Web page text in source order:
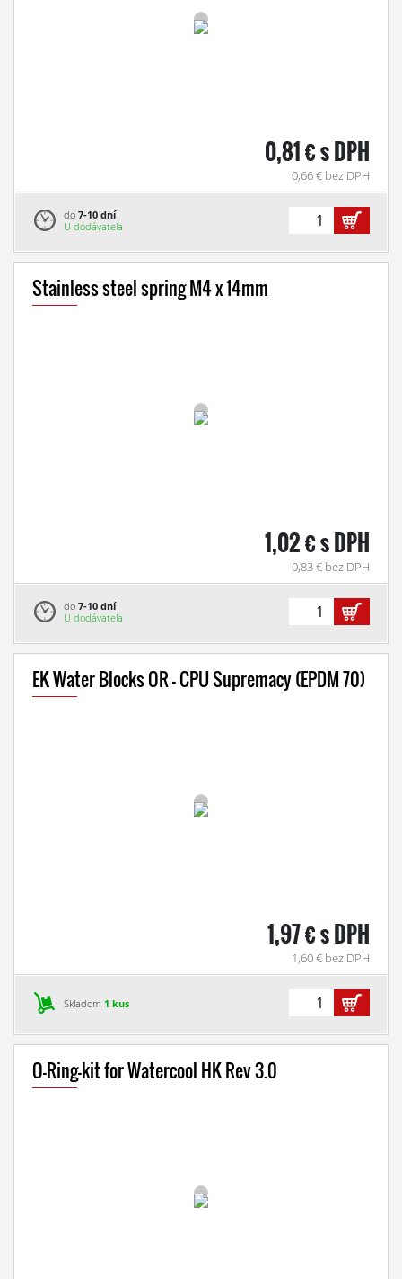
0,81 € s DPH
0,66 € bez DPH
do 7-10 dní
U dodávateľa
Stainless steel spring M4 x 14mm
1,02 € s DPH
0,83 € bez DPH
do 7-10 dní
U dodávateľa
EK Water Blocks OR - CPU Supremacy (EPDM 70)
1,97 € s DPH
1,60 € bez DPH
Skladom 1 kus
O-Ring-kit for Watercool HK Rev 3.0